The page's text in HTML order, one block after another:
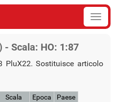
- Scala: HO: 1:87
PluX22. Sostituisce articolo
Scala
Epoca Paese